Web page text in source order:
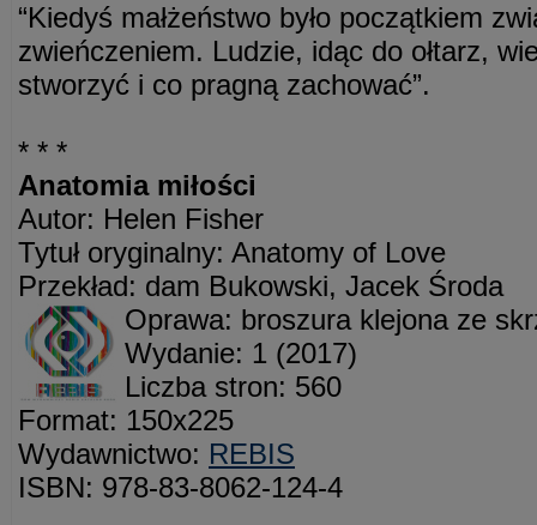
“Kiedyś małżeństwo było początkiem
zwieńczeniem. Ludzie, idąc do ołtarz,
stworzyć i co pragną zachować”.
* * *
Anatomia miłości
Autor: Helen Fisher
Tytuł oryginalny: Anatomy of Love
Przekład: dam Bukowski, Jacek Środa
Oprawa: broszura klejona ze
Wydanie: 1 (2017)
Liczba stron: 560
Format: 150x225
Wydawnictwo: REBIS
ISBN: 978-83-8062-124-4